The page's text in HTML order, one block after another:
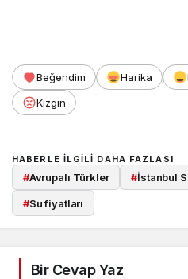
Beğendim Harika
Kızgın
HABERLE ILGILI DAHA FAZLASI
#Avrupalı Türkler #İstanbul
#Su fiyatları
Bir Cevap Yaz